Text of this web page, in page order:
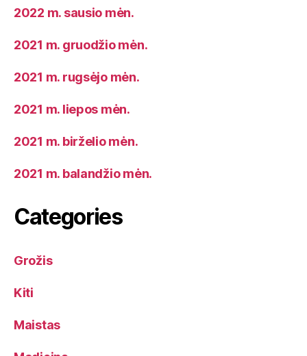
2022 m. sausio mėn.
2021 m. gruodžio mėn.
2021 m. rugsėjo mėn.
2021 m. liepos mėn.
2021 m. birželio mėn.
2021 m. balandžio mėn.
Categories
Grožis
Kiti
Maistas